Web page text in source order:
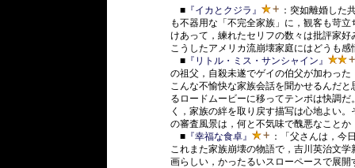
■ 『イカとクジラ』
：突如離婚した
も不器用な「不完全家族」に，観客も苛
けあって，練れたセリフの数々は批評家
こうしたアメリカ流崩壊家庭にはどうも感
■ 『リトル・ミス・サンシャイン』
の祖父，自殺未遂でゲイの伯父が加わっ
こんな不愉快な家族会話を聞かせるんだ
るロードムービーに移ってテンポは快調
く，家族の絆を取り戻す描写は心地よい
の審査風景は，何と不気味で醜悪なことか
■ 『幸福な食卓』
：「父さんは，今
これまた家族崩壊の物語で，吉川英治文
画らしい，かったるいスローペースで展